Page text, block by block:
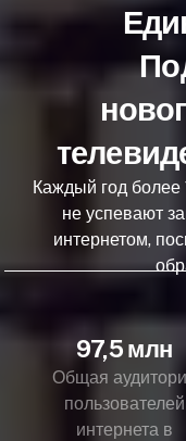
Каждый год более
не успевают
интернетом,
97,5 млн
Общая
пользователей
интернета в